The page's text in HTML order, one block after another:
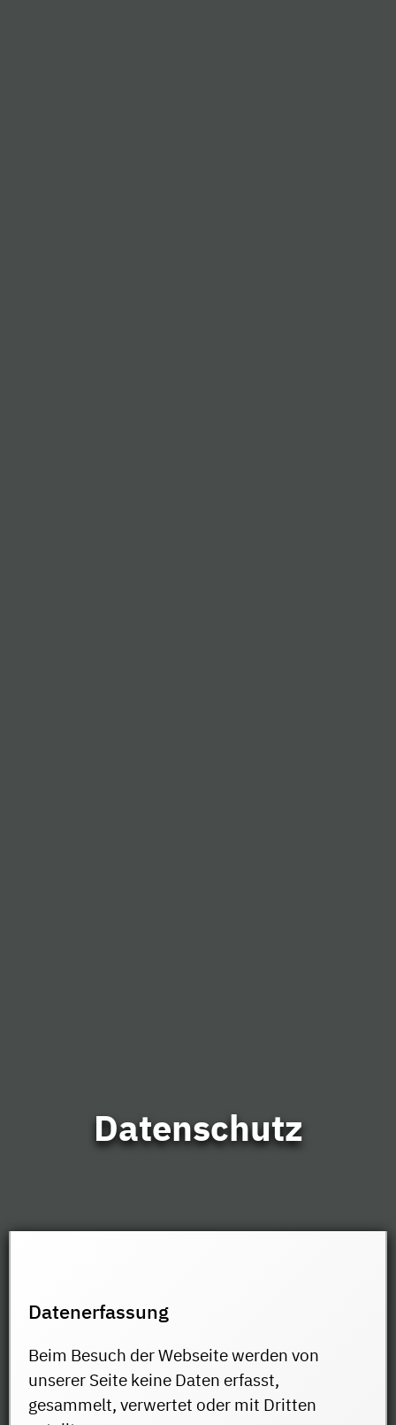
Datenschutz
Datenerfassung
Beim Besuch der Webseite werden von
unserer Seite keine Daten erfasst,
gesammelt, verwertet oder mit Dritten